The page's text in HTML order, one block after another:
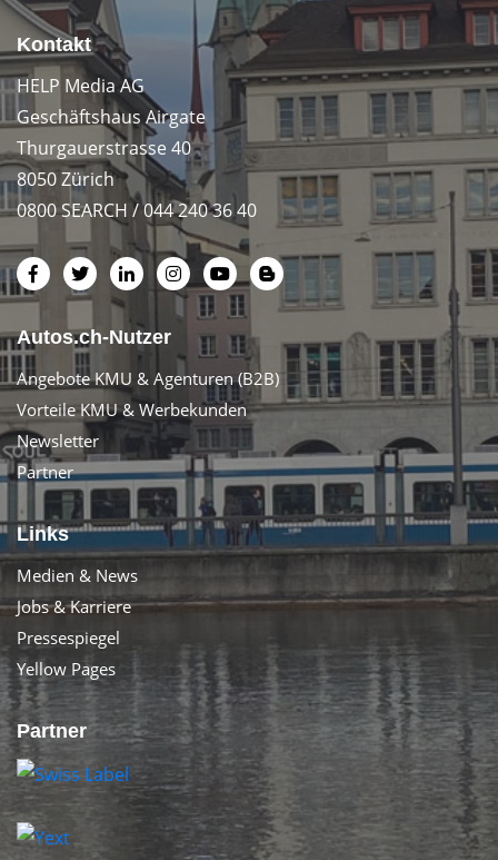
Kontakt
HELP Media AG
Geschäftshaus Airgate
Thurgauerstrasse 40
8050 Zürich
0800 SEARCH / 044 240 36 40
Autos.ch-Nutzer
Angebote KMU & Agenturen (B2B)
Vorteile KMU & Werbekunden
Newsletter
Partner
Links
Medien & News
Jobs & Karriere
Pressespiegel
Yellow Pages
Partner